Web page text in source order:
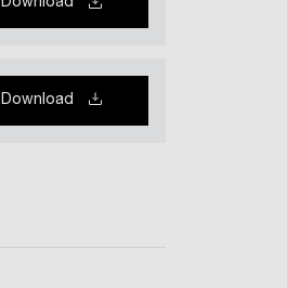
Download
Download